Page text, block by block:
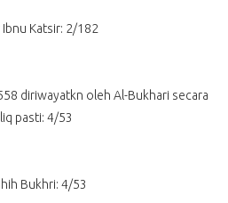
Ibnu Katsir: 2/182
diriwayatkn oleh Al-Bukhari secara
pasti: 4/53
Bukhri: 4/53